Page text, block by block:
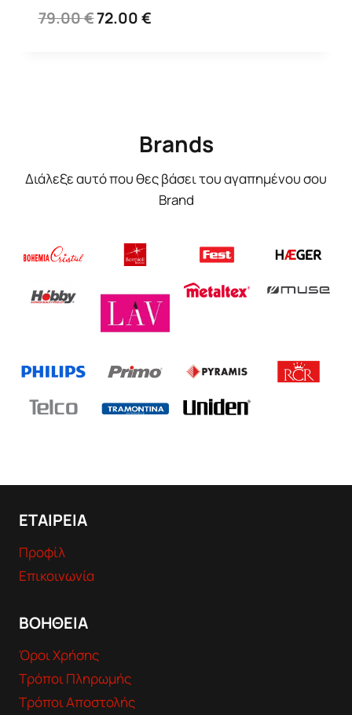
79.00€Original
72.00€Η
Brands
Διάλεξε αυτό που θες βάσει του αγαπημένου σου
Brand
ΕΤΑΙΡΕΙΑ
Προφίλ
Επικοινωνία
ΒΟΗΘΕΙΑ
Όροι Χρήσης
Τρόποι Πληρωμής
Τρόποι Αποστολής